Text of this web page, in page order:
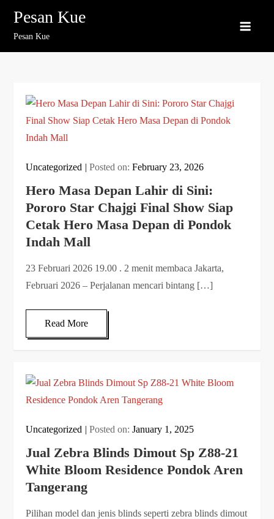
content
Pesan Kue
Pesan Kue
Uncategorized Posted on:February 23, 2026
Hero Masa Depan Lahir di Sini:
Pororo Star Chajgi Final Show Siap
Cetak Hero Masa Depan di Pondok
Indah Mall
23 Februari 2026 19.00 . 2 menit membaca Jakarta,
Februari 2026 – Perjalanan mencari bintang […]
Read More
Uncategorized Posted on:January 1, 2025
Jual Zebra Blinds Dimout Sp Z88-21
White Bloom Residence Pondok Aren
Tangerang
Pilihan model dan jenis blinds seperti zebra blinds dimout